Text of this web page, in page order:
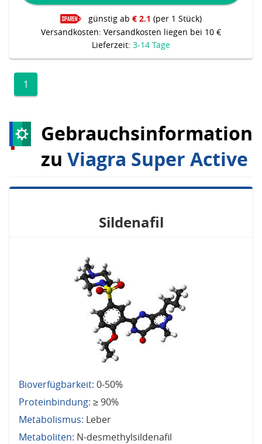
günstig ab € 2.1 (per 1 Stück)
Versandkosten: Versandkosten liegen bei 10 €
Lieferzeit: 3-14 Tage
1
Gebrauchsinformation
zu Viagra Super Active
Sildenafil
Bioverfügbarkeit: 0-50%
Proteinbindung: ≥ 90%
Metabolismus: Leber
Metaboliten: N-desmethylsildenafil